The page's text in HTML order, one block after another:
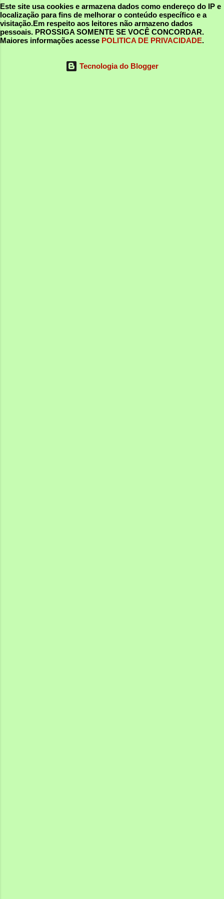
Este site usa cookies e armazena dados como endereço do IP e
localização para fins de melhorar o conteúdo específico e a
visitação.Em respeito aos leitores não armazeno dados
pessoais. PROSSIGA SOMENTE SE VOCÊ CONCORDAR.
Maiores informações acesse POLITICA DE PRIVACIDADE.
Tecnologia do Blogger